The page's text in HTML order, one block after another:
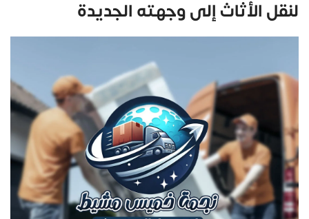
لنقل الأثاث إلى وجهته الجديدة